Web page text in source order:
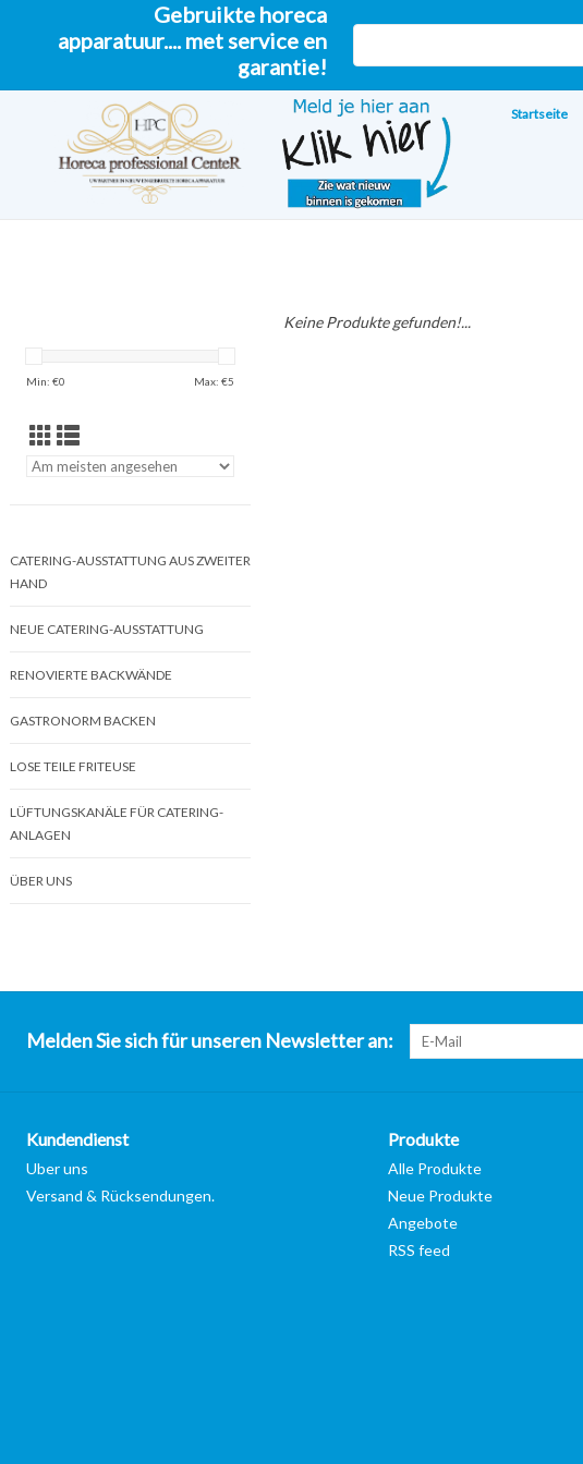
Gebruikte horeca
apparatuur.... met service en
garantie!
Startseite
Min: €0 Max: €5
CATERING-AUSSTATTUNG AUS ZWEITER
HAND
NEUE CATERING-AUSSTATTUNG
RENOVIERTE BACKWÄNDE
GASTRONORM BACKEN
LOSE TEILE FRITEUSE
LÜFTUNGSKANÄLE FÜR CATERING-
ANLAGEN
ÜBER UNS
Keine Produkte gefunden!...
Melden Sie sich für unseren Newsletter an:
Kundendienst
Uber uns
Versand & Rücksendungen.
Produkte
Alle Produkte
Neue Produkte
Angebote
RSS feed